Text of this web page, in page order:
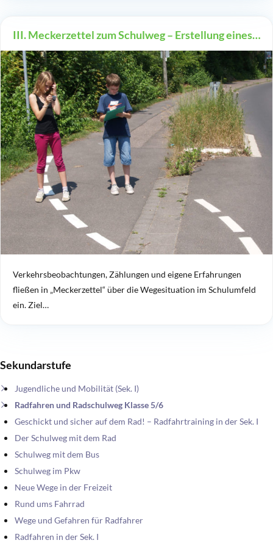
Sekundarstufe
Jugendliche und Mobilität (Sek. I)
Radfahren und Radschulweg Klasse 5/6
Geschickt und sicher auf dem Rad! – Radfahrtraining in der Sek. I
Der Schulweg mit dem Rad
Schulweg mit dem Bus
Schulweg im Pkw
Neue Wege in der Freizeit
Rund ums Fahrrad
Wege und Gefahren für Radfahrer
Radfahren in der Sek. I
III. Meckerzettel zum Schulweg – Erstellung eines…
Verkehrsbeobachtungen, Zählungen und eigene Erfahrungen
fließen in „Meckerzettel“ über die Wegesituation im Schulumfeld
ein. Ziel…